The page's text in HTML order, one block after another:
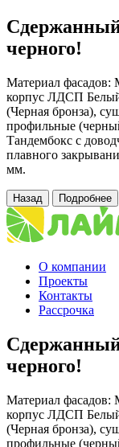
Сдержанный
черного!
Материал
корпус ЛДСП
(Черная бронза),
профильные
Тандембокс с
плавного
мм.
Назад Подробнее
О компании
Проекты
Контакты
Рассрочка
Сдержанный
черного!
Материал
корпус ЛДСП
(Черная бронза),
профильные